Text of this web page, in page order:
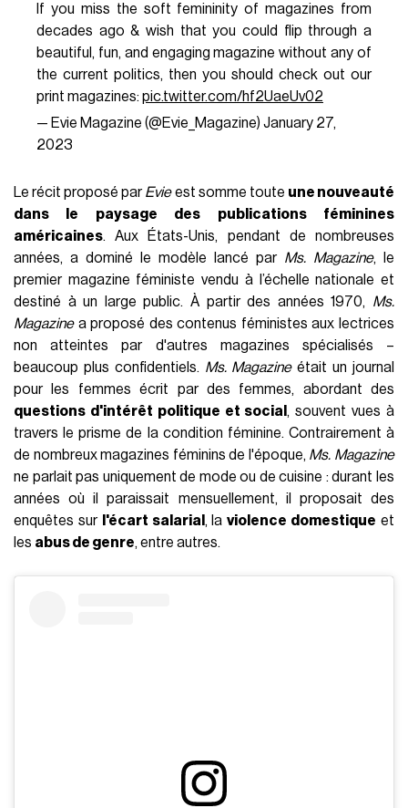
If you miss the soft femininity of magazines from
decades ago & wish that you could flip through a
beautiful, fun, and engaging magazine without any of
the current politics, then you should check out our
print magazines: pic.twitter.com/hf2UaeUv02
— Evie Magazine (@Evie_Magazine) January 27,
2023
Le récit proposé parEvieest somme toute une nouveauté
dans le paysage des publications féminines
américaines. Aux États-Unis, pendant de nombreuses
années, a dominé le modèle lancé par Ms. Magazine, le
premier magazine féministe vendu à l’échelle nationale et
destiné à un large public. À partir des années 1970, Ms.
Magazinea proposé des contenus féministes aux lectrices
non atteintes par d'autres magazines spécialisés –
beaucoup plus confidentiels. Ms. Magazineétait un journal
pour les femmes écrit par des femmes, abordant des
questions d'intérêt politique et social , souvent vues à
travers le prisme de la condition féminine. Contrairement à
de nombreux magazines féminins de l'époque, Ms. Magazine
ne parlait pas uniquement de mode ou de cuisine : durant les
années où il paraissait mensuellement, il proposait des
enquêtes sur l'écart salarial , laviolence domestique et
les abus de genre, entre autres.